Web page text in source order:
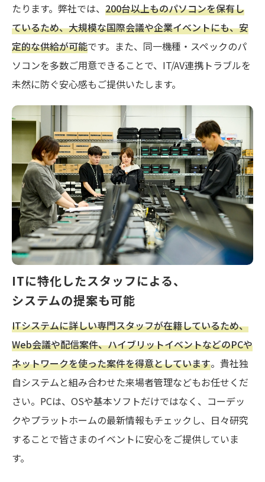
たります。弊社では、 200台以上ものパソコンを保有し
ているため、大規模な国際会議や企業イベントにも、安
定的な供給が可能です。また、同一機種・スペックのパ
ソコンを多数ご用意できることで、IT/AV連携トラブルを
未然に防ぐ安心感もご提供いたします。
ITに特化したスタッフによる、
システムの提案も可能
ITシステムに詳しい専門スタッフが在籍しているため、
Web会議や配信案件、ハイブリットイベントなどのPCや
ネットワークを使った案件を得意としています。貴社独
自システムと組み合わせた来場者管理などもお任せくだ
さい。PCは、OSや基本ソフトだけではなく、コーデッ
クやプラットホームの最新情報もチェックし、日々研究
することで皆さまのイベントに安心をご提供していま
す。